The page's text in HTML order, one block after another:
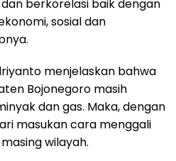
berkorelasi baik dengan
sosial dan
menjelaskan bahwa
Bojonegoro masih
dan gas. Maka, dengan
masukan cara menggali
wilayah.